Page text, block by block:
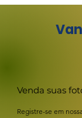
Venda suas
Registre-se em